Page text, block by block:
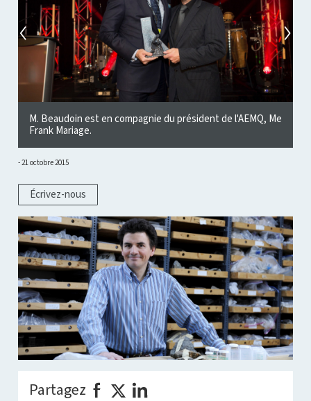
M. Beaudoin est en compagnie du président de l'AEMQ, Me
Frank Mariage.
21 octobre 2015
Écrivez-nous
Partagez